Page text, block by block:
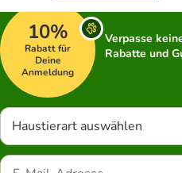
10%
Rabatt für
Deine
Anmeldung
Verpasse
Rabatte und
Haustierart auswählen